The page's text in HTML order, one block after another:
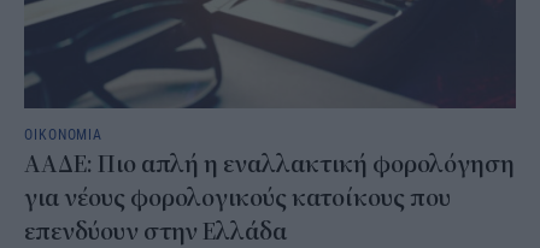
ΟΙΚΟΝΟΜΙΑ
ΑΑΔΕ: Πιο απλή η εναλλακτική φορολόγηση
για νέους φορολογικούς κατοίκους που
επενδύουν στην Ελλάδα